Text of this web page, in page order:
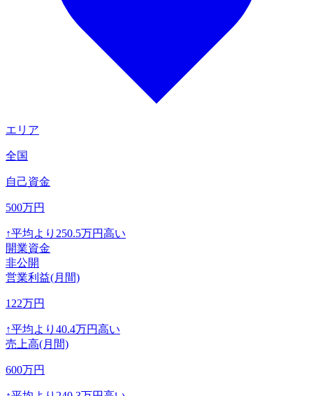
エリア
全国
自己資金
500万円
↑平均より 250.5万円高い
開業資金
非公開
営業利益(月間)
122万円
↑平均より 40.4万円高い
売上高(月間)
600万円